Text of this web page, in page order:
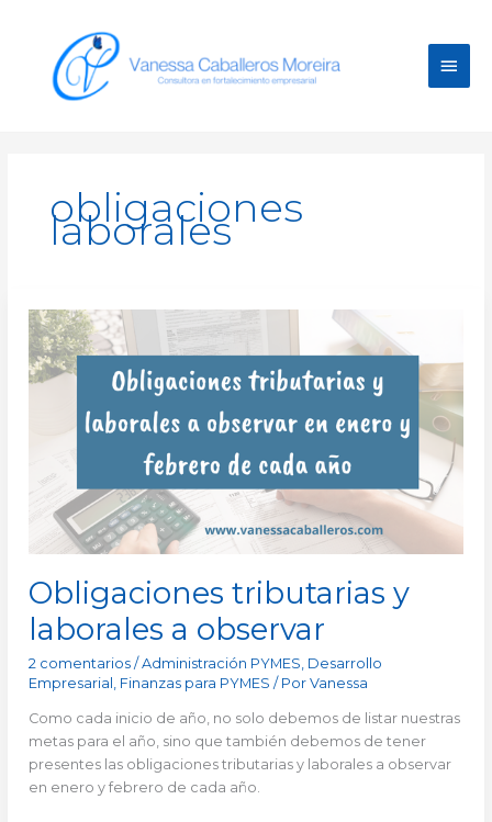
contenido
obligaciones
laborales
Obligaciones tributarias y
laborales a observar
2 comentarios /Administración PYMES Desarrollo
Empresarial Finanzas para PYMES / PorVanessa
Como cada inicio de año, no solo debemos de listar nuestras
metas para el año, sino que también debemos de tener
presentes las obligaciones tributarias y laborales a observar
en enero y febrero de cada año.
Obligaciones
tributarias
y
laborales
observar